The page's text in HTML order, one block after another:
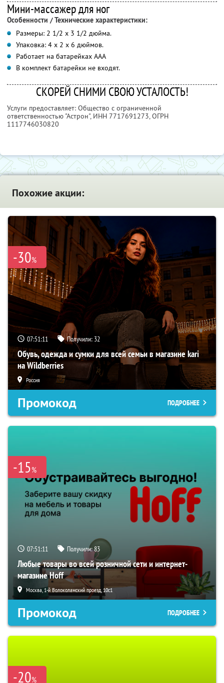
Мини-массажер для ног
Особенности / Технические характеристики:
Размеры: 2 1/2 х 3 1/2 дюйма.
Упаковка: 4 х 2 х 6 дюймов.
Работает на батарейках ААА
В комплект батарейки не входят.
СКОРЕЙ СНИМИ СВОЮ УСТАЛОСТЬ!
Услуги предоставляет: Общество с ограниченной
ответственностью "Астрон", ИНН 7717691273, ОГРН
1117746030820
Похожие акции:
-30%
07:51:10 Получили: 32
Обувь, одежда и сумки для всей семьи в магазине kari
на Wildberries
Россия
Промокод ПОДРОБНЕЕ
-15%
07:51:10 Получили:83
Любые товары во всей розничной сети и интернет-
магазине Hoff
Москва, 1-й Волоколамский проезд, 10с1
Промокод ПОДРОБНЕЕ
-20%